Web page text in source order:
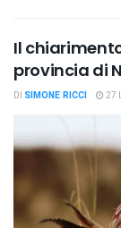
Il
provincia di
DI SIMONE RICCI 27